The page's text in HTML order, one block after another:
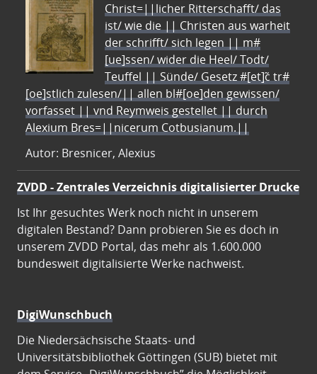
Christ=||licher Ritterschafft/ das
ist/ wie die || Christen aus warheit
der schrifft/ sich legen || m#
[ue]ssen/ wider die Heel/ Todt/
Teuffel || Sünde/ Gesetz #[et]c̃ tr#
[oe]stlich zulesen/|| allen bl#[oe]den gewissen/
vorfasset || vnd Reymweis gestellet || durch
Alexium Bres=||nicerum Cotbusianum.||
Autor: Bresnicer, Alexius
ZVDD - Zentrales Verzeichnis digitalisierter Drucke
Ist Ihr gesuchtes Werk noch nicht in unserem
digitalen Bestand? Dann probieren Sie es doch in
unserem ZVDD Portal, das mehr als 1.600.000
bundesweit digitalisierte Werke nachweist.
DigiWunschbuch
Die Niedersächsische Staats- und
Universitätsbibliothek Göttingen (SUB) bietet mit